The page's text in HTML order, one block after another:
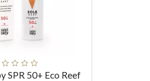
SPR 50+ Eco Reef